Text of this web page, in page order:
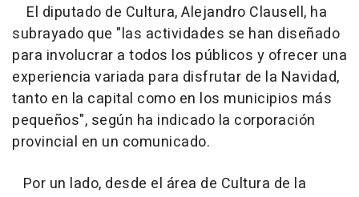
El diputado de Cultura, Alejandro Clausell, ha
subrayado que "las actividades se han diseñado
para involucrar a todos los públicos y ofrecer una
experiencia variada para disfrutar de la Navidad,
tanto en la capital como en los municipios más
pequeños", según ha indicado la corporación
provincial en un comunicado.
Por un lado, desde el área de Cultura de la